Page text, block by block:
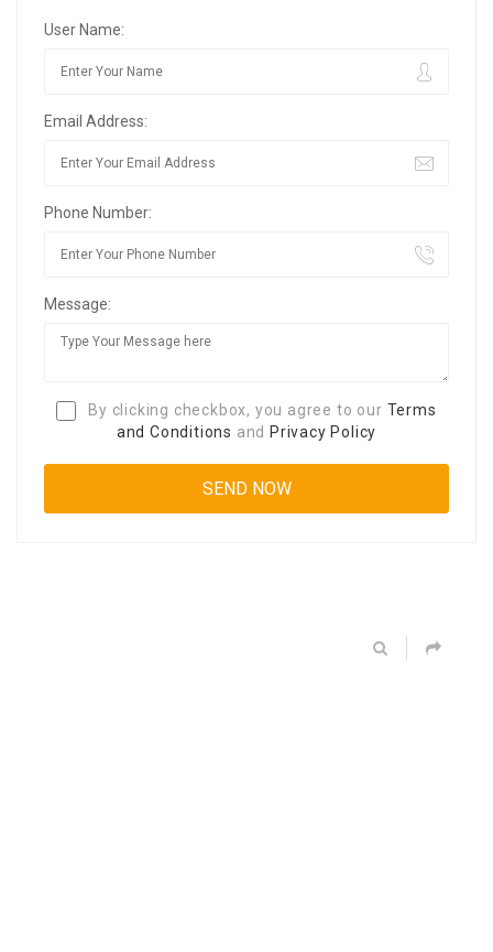
User Name:
Email Address:
Phone Number:
Message:
By clicking checkbox, you agree to our Terms
and Conditions and Privacy Policy